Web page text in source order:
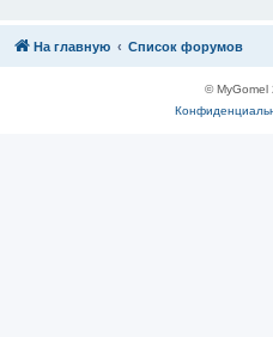
На главную Список форумов
© MyGomel